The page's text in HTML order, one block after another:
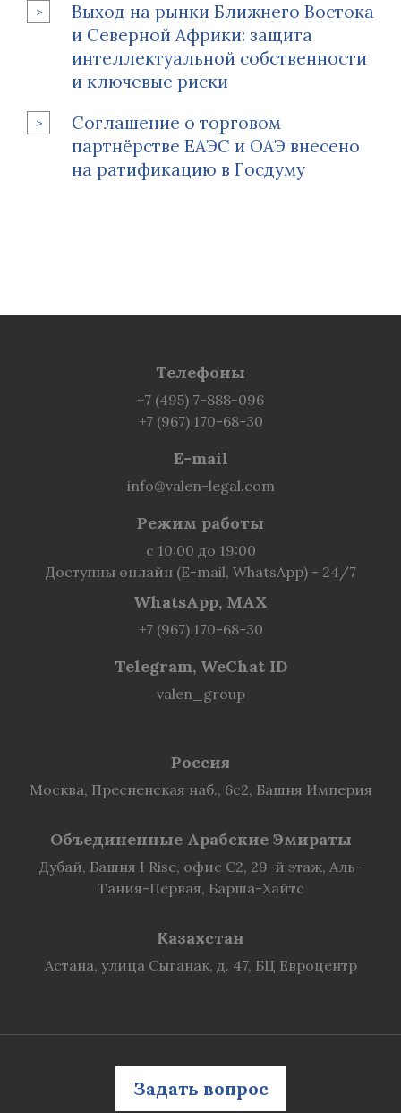
Выход на рынки Ближнего Востока
и Северной Африки: защита
интеллектуальной собственности
и ключевые риски
Соглашение о торговом
партнёрстве ЕАЭС и ОАЭ внесено
на ратификацию в Госдуму
Телефоны
+7 (495) 7-888-096
+7 (967) 170-68-30
E-mail
info@valen-legal.com
Режим работы
с 10:00 до 19:00
Доступны онлайн (E-mail, WhatsApp) - 24/7
WhatsApp, MAX
+7 (967) 170-68-30
Telegram, WeChat ID
valen_group
Россия
Москва, Пресненская наб., 6с2, Башня Империя
Объединенные Арабские Эмираты
Дубай, Башня I Rise, офис C2, 29-й этаж, Аль-
Тания-Первая, Барша-Хайтс
Казахстан
Астана, улица Сыганак, д. 47, БЦ Евроцентр
Задать вопрос